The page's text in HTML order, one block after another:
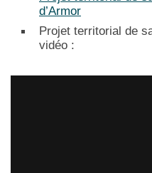
d’Armor
Projet territorial de
vidéo :